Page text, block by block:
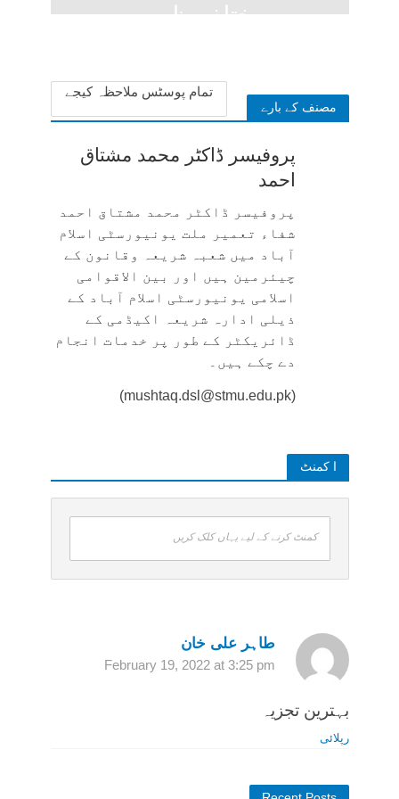
مختلف ظہور
مصنف کے بارے
تمام پوسٹس ملاحظہ کیجے
پروفیسر ڈاکٹر محمد مشتاق
احمد
پروفیسر ڈاکٹر محمد مشتاق احمد
شفاء تعمیر ملت یونیورسٹی اسلام
آباد میں شعبہ شریعہ وقانون کے
چیئرمین ہیں اور بین الاقوامی
اسلامی یونیورسٹی اسلام آباد کے
ذیلی ادارہ شریعہ اکیڈمی کے
ڈائریکٹر کے طور پر خدمات انجام
دے چکے ہیں۔
(mushtaq.dsl@stmu.edu.pk)
ا کمنٹ
کمنٹ کرنے کے لیے یہاں کلک کریں
طاہر علی خان
February 19, 2022 at 3:25 pm
بہترین تجزیہ
رپلائی